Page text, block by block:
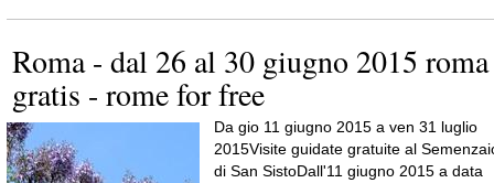
Roma - dal 26 al 30 giugno 2015 roma
gratis - rome for free
Da gio 11 giugno 2015 a ven 31 luglio
2015Visite guidate gratuite al
di San SistoDall'11 giugno 2015 a data